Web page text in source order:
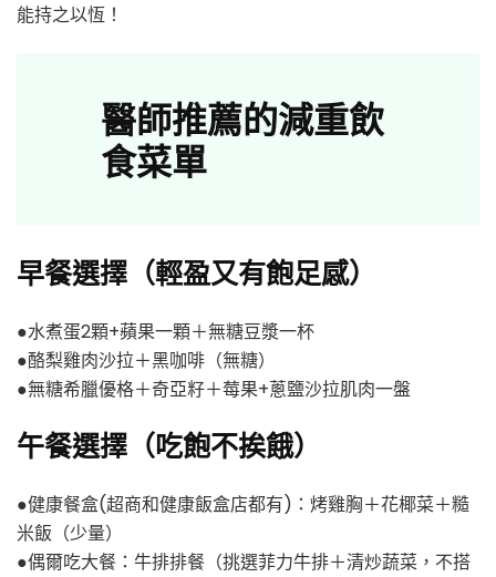
能持之以恆！
醫師推薦的減重飲
食菜單
早餐選擇（輕盈又有飽足感）
●水煮蛋2顆+蘋果一顆＋無糖豆漿一杯
●酪梨雞肉沙拉＋黑咖啡（無糖）
●無糖希臘優格＋奇亞籽＋莓果+蔥鹽沙拉肌肉一盤
午餐選擇（吃飽不挨餓）
●健康餐盒(超商和健康飯盒店都有)：烤雞胸＋花椰菜＋糙
米飯（少量）
●偶爾吃大餐：牛排排餐（挑選菲力牛排＋清炒蔬菜，不搭